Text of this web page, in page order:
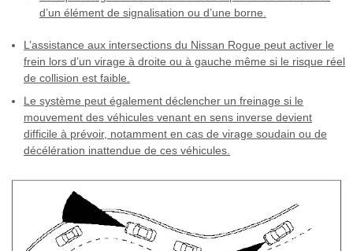
d’un élément de signalisation ou d’une borne.
L’assistance aux intersections du Nissan Rogue peut activer le
frein lors d’un virage à droite ou à gauche même si le risque réel
de collision est faible.
Le système peut également déclencher un freinage si le
mouvement des véhicules venant en sens inverse devient
difficile à prévoir, notamment en cas de virage soudain ou de
décélération inattendue de ces véhicules.